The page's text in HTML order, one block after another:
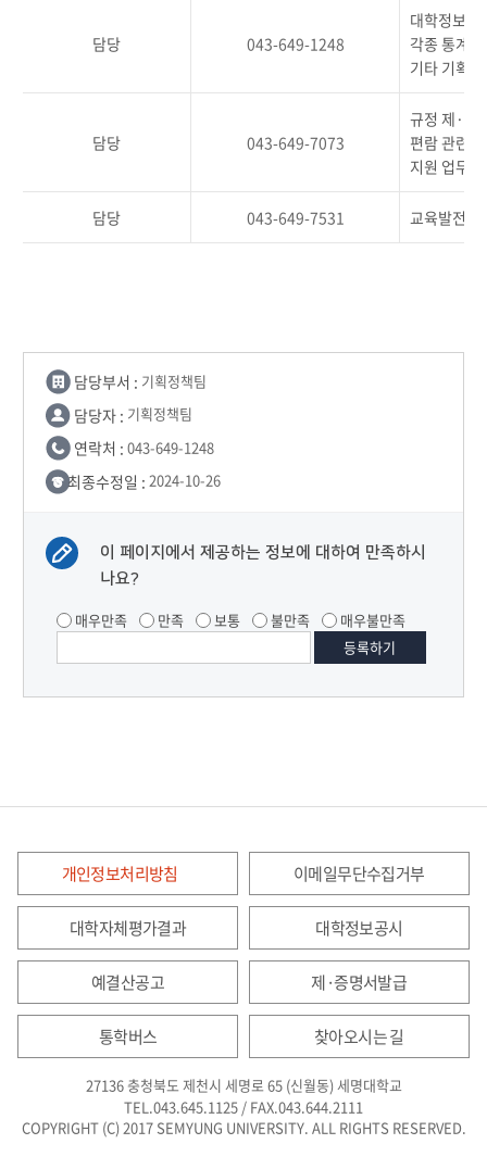
담당 043-649-1248
대학정보공
각종 통계
기타 기획
담당 043-649-7073
규정 제·개
편람 관련
지원 업무,
담당 043-649-7531 교육발전특
담당부서 : 기획정책팀
담당자 : 기획정책팀
연락처 : 043-649-1248
최종수정일 : 2024-10-26
이 페이지에서 제공하는 정보에 대하여 만족하시
나요?
매우만족 만족 보통 불만족 매우불만족
개인정보처리방침 이메일무단수집거부
대학자체평가결과 대학정보공시
예결산공고 제·증명서발급
통학버스 찾아오시는 길
27136 충청북도 제천시 세명로 65 (신월동) 세명대학교
TEL.043.645.1125 / FAX.043.644.2111
COPYRIGHT (C) 2017 SEMYUNG UNIVERSITY. ALL RIGHTS RESERVED.